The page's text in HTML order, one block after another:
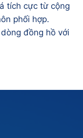
tích cực từ cộng
phối hợp.
đồng hồ với